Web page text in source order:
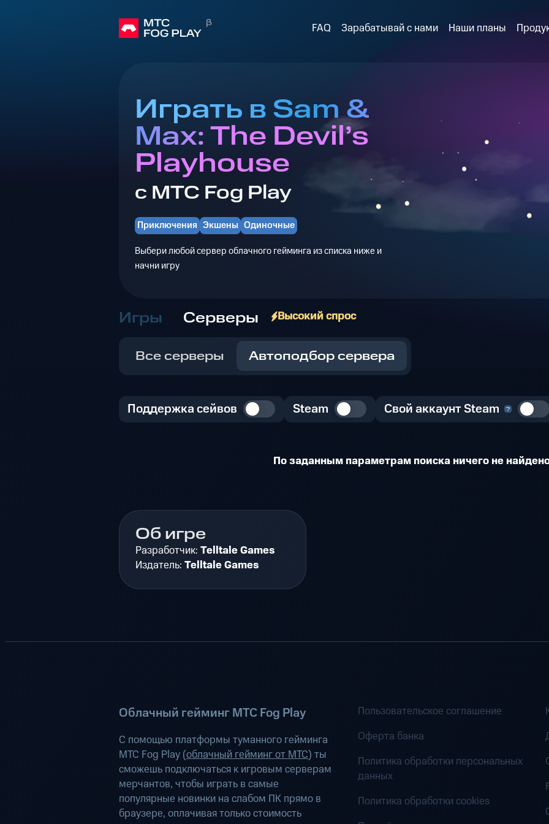
FAQ Зарабатывай с нами Наши планы
Играть в Sam &
Max: The Devil’s
Playhouse
с МТС Fog Play
Приключения Экшены Одиночные
Выбери любой сервер облачного гейминга из списка ниже и
начни игру
Игры Серверы Высокий спрос
Все серверы Автоподбор сервера
Поддержка сейвов Steam Свой аккаунт Steam
По заданным параметрам поиска ничего не
Об игре
Разработчик: Telltale Games
Издатель: Telltale Games
Облачный гейминг МТС Fog Play
С помощью платформы туманного гейминга
МТС Fog Play (облачный гейминг от МТС) ты
сможешь подключаться к игровым серверам
мерчантов, чтобы играть в самые
популярные новинки на слабом ПК прямо в
браузере, оплачивая только стоимость
Пользовательское соглашение
Оферта банка
Политика обработки персональных
данных
Политика обработки cookies